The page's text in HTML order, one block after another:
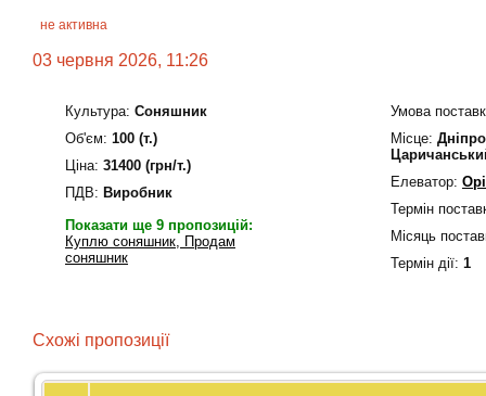
не активна
03 червня 2026, 11:26
Культура: Соняшник
Об'єм: 100 (т.)
Ціна: 31400 (грн/т.)
ПДВ: Виробник
Показати ще 9 пропозицій:
Куплю соняшник, Продам
соняшник
Умова
Мiсце:
Елеватор:
Термін
Місяць
Термін дiї: 1
Схожі пропозиції